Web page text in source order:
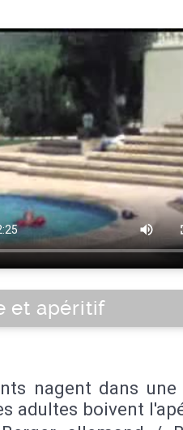
et apéritif
nagent dans
adultes boivent